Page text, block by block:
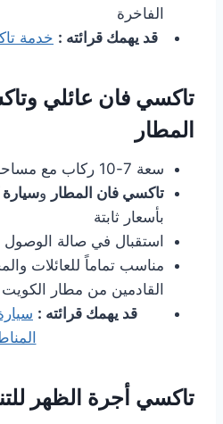
الفاخرة
قد يهمك قرائته : خدمة
تاكسي فان عائلي
المطار
سعة 7-10 ركاب مع مساحة كبيرة للأمتعة
تاكسي فان المطار وسيارة
بأسعار ثابتة
استقبال في صالة
مناسب تماماً للعائلات
القادمين من مطار الكويت
قد يهمك قرائته :
تاكسي أجرة الظهر